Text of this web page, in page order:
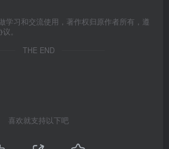
学习和交流使用，著作权归原作者所有，遵
。
THE END
喜欢就支持以下吧